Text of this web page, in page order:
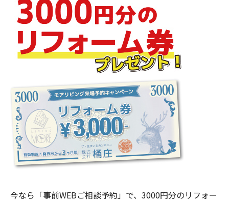
今なら「事前WEBご相談予約」で、3000円分のリフォー